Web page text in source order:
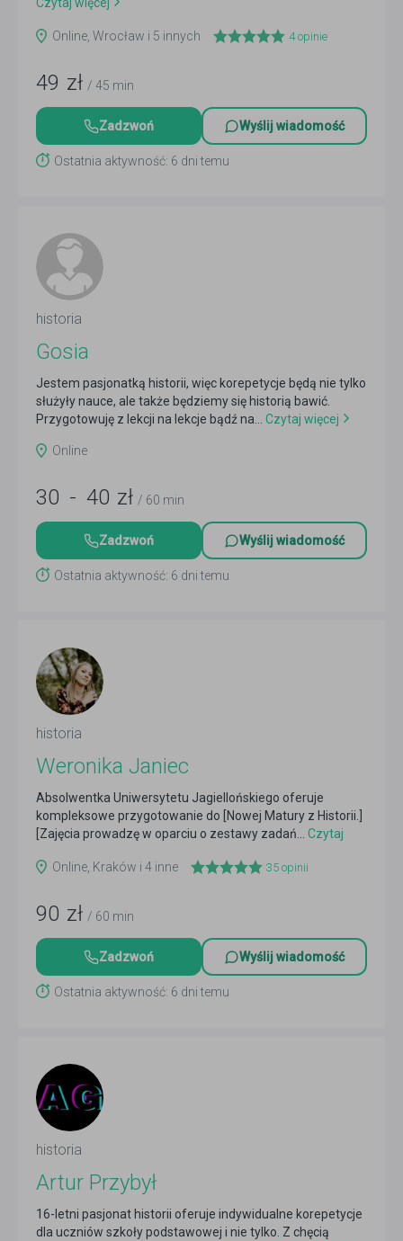
Czytaj więcej
Online, Wrocław i 5 innych 4opinie
49 zł / 45 min
Zadzwoń Wyślij wiadomość
Ostatnia aktywność: 6 dni temu
historia
Gosia
Jestem pasjonatką historii, więc korepetycje będą nie tylko
służyły nauce, ale także będziemy się historią bawić.
Przygotowuję z lekcji na lekcje bądź na... Czytaj więcej
Online
30 - 40 zł / 60 min
Zadzwoń Wyślij wiadomość
Ostatnia aktywność: 6 dni temu
historia
Weronika Janiec
Absolwentka Uniwersytetu Jagiellońskiego oferuje
kompleksowe przygotowanie do [Nowej Matury z Historii.]
[Zajęcia prowadzę w oparciu o zestawy zadań... Czytaj
Online, Kraków i 4 inne
35 opinii
90 zł / 60 min
Zadzwoń Wyślij wiadomość
Ostatnia aktywność: 6 dni temu
historia
Artur Przybył
16-letni pasjonat historii oferuje indywidualne korepetycje
dla uczniów szkoły podstawowej i nie tylko. Z chęcią